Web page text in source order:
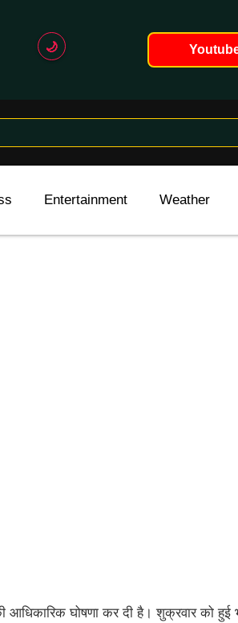
🌙
Entertainment Weather
आधिकारिक घोषणा कर दी है। शुक्रवार को